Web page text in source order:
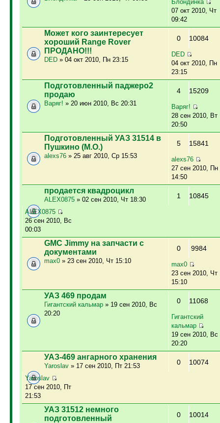
Блондинка
07 окт 2010, Чт
09:42
Может кого заинтересует
хороший Range Rover
ПРОДАНО!!!
DED» 04 окт 2010, Пн 23:15
0 10084
DED
04 окт 2010, Пн
23:15
Подготовленный паджеро2
продаю
Варяг! » 20 июн 2010, Вс 20:31
4 15209
Варяг!
28 сен 2010, Вт
20:50
Подготовленный УАЗ 31514 в
Пушкино (М.О.)
alexs76» 25 авг 2010, Ср 15:53
5 15841
alexs76
27 сен 2010, Пн
14:50
продается квадроцикл
ALEX0875» 02 сен 2010, Чт 18:30 1 10845
ALEX0875
26 сен 2010, Вс
00:03
GMC Jimmy на запчасти с
документами
max0» 23 сен 2010, Чт 15:10
0 9984
max0
23 сен 2010, Чт
15:10
УАЗ 469 продам
Гигантский кальмар» 19 сен 2010, Вс
20:20
0 11068
Гигантский
кальмар
19 сен 2010, Вс
20:20
УАЗ-469 ангарного хранения
Yaroslav» 17 сен 2010, Пт 21:53 0 10074
Yaroslav
17 сен 2010, Пт
21:53
УАЗ 31512 немного
подготовленный
0 10014